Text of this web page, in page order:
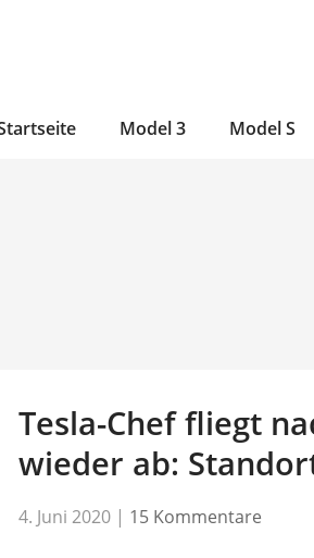
Model 3 Model S
Tesla-Chef fliegt
wieder ab:
4. Juni 2020 | 15 Kommentare